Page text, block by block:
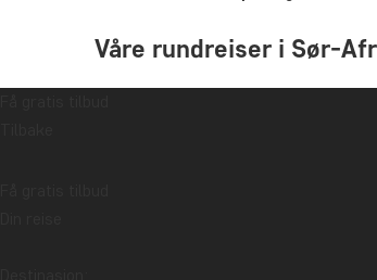
Våre rundreiser i Sør-